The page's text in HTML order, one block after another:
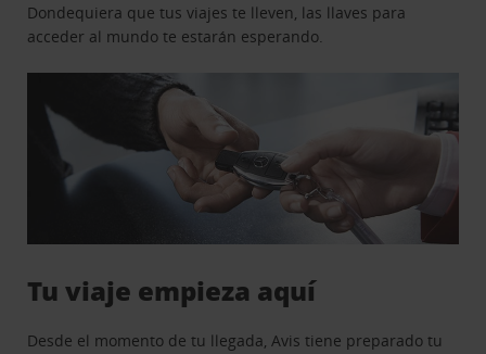
Dondequiera que tus viajes te lleven, las llaves para
acceder al mundo te estarán esperando.
Tu viaje empieza aquí
Desde el momento de tu llegada, Avis tiene preparado tu